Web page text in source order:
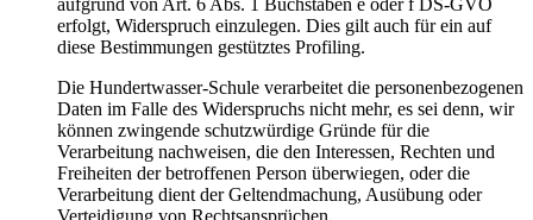
erfolgt, Widerspruch einzulegen. Dies gilt auch für ein auf
diese Bestimmungen gestütztes Profiling.
Die Hundertwasser-Schule verarbeitet die personenbezogenen
Daten im Falle des Widerspruchs nicht mehr, es sei denn, wir
können zwingende schutzwürdige Gründe für die
Verarbeitung nachweisen, die den Interessen, Rechten und
Freiheiten der betroffenen Person überwiegen, oder die
Verarbeitung dient der Geltendmachung, Ausübung oder
Verteidigung von Rechtsansprüchen.